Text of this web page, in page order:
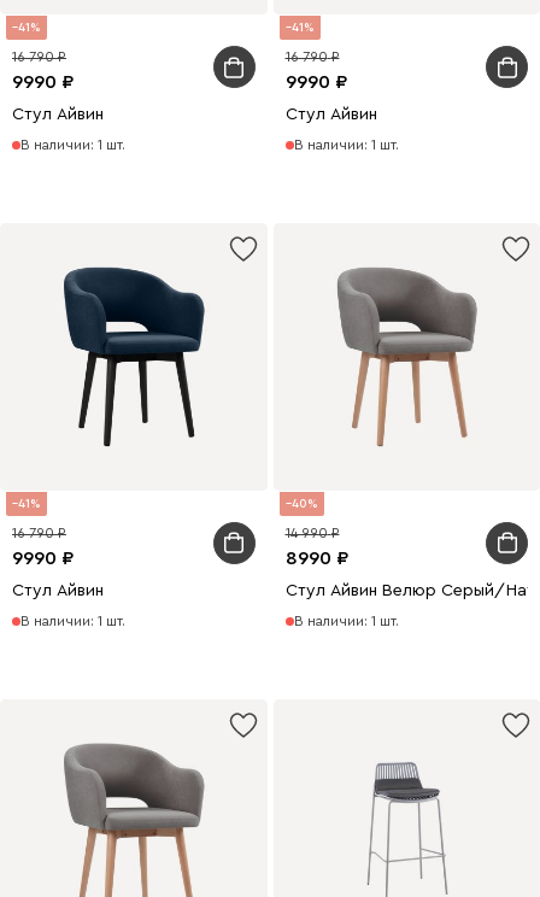
41
9990
16 790
Стул Айвин
В наличии: 1 шт.
41
9990
16 790
Стул Айвин
В наличии: 1 шт.
41
9990
16 790
Стул Айвин
В наличии: 1 шт.
40
8990
14 990
Стул Айвин Велюр Серый/
В наличии: 1 шт.